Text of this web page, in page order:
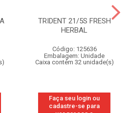
TRIDENT 21/5S FRESH
HERBAL
Código: 125636
Embalagem: Unidade
Caixa contém 32 unidade(s)
Faça seu login ou
cadastre-se para